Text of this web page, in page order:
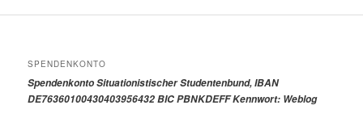
SPENDENKONTO
Spendenkonto Situationistischer Studentenbund, IBAN
DE76360100430403956432 BIC PBNKDEFF Kennwort: Weblog